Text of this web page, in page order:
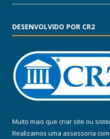
DESENVOLVIDO POR CR2
Muito mais que criar site ou
Realizamos uma assessoria